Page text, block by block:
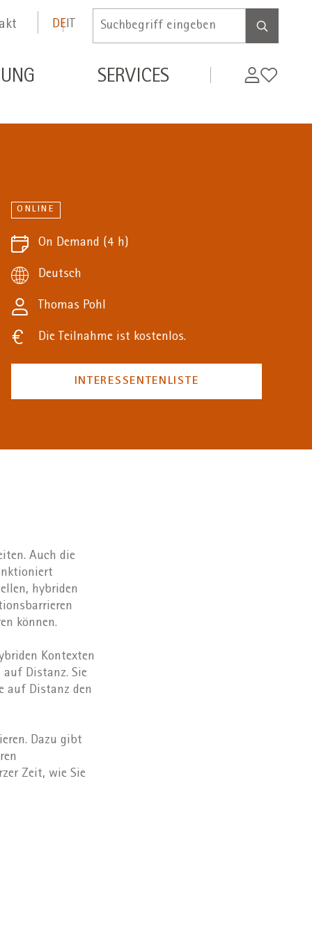
DEIT
Inserire
di
ricerca
SERVICES MyWifi
ONLINE
On Demand (4 h)
Deutsch
Thomas Pohl
Die Teilnahme ist kostenlos.
INTERESSENTENLISTE
Auch die
hybriden
können.
Kontexten
Distanz. Sie
auf Distanz den
Dazu gibt
Zeit, wie Sie